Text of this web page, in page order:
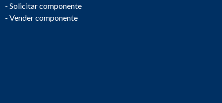
- Solicitar componente
- Vender componente